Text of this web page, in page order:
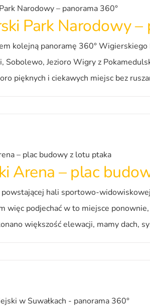
Park Narodowy –
kolejną panoramę 360°
Sobolewo, Jezioro Wigry z
pięknych i ciekawych miejsc bez
Arena – plac
hali sportowo-
więc podjechać w to miejsce
większość elewacji, mamy dach,